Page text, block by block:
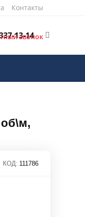
Контакты
13-14
звонок
КОД: 111786